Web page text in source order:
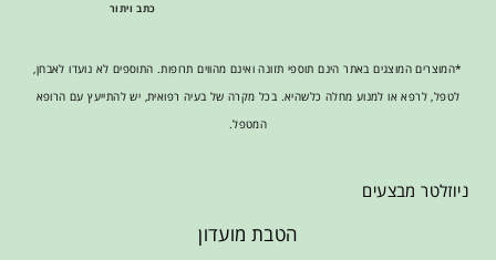
כתב ויתור
*המוצרים המוצגים באתר הינם תוספי תזונה ואינם מהווים תרופות. התוספים לא נועדו לאבחן,
לטפל, לרפא או למנוע מחלה כלשהיא. בכל מקרה של בעיה רפואית, יש להתייעץ עם הרופא
המטפל.
ניוזלטר מבצעים
הטבת מועדון